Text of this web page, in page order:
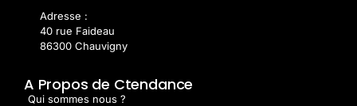
Adresse :
40 rue Faideau
86300 Chauvigny
A Propos de Ctendance
Qui sommes nous ?